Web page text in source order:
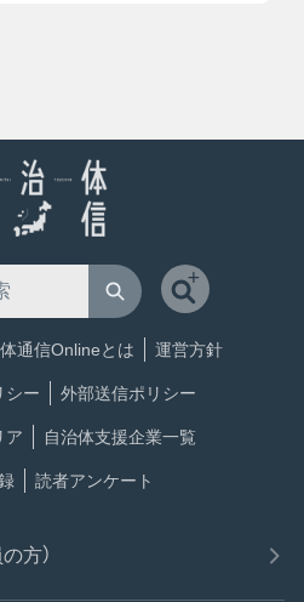
通信Onlineとは 運営方針
シー 外部送信ポリシー
ア 自治体支援企業一覧
読者アンケート
方）